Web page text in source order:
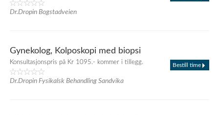
Dr.Dropin Bogstadveien
Gynekolog, Kolposkopi med biopsi
Konsultasjonspris på Kr 1095.- kommer i tillegg.
Dr.Dropin Fysikalsk Behandling Sandvika
Bestill time